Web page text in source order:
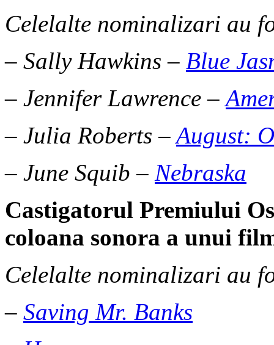
Celelalte nominalizari au
– Sally Hawkins – Blue
– Jennifer Lawrence –
– Julia Roberts –August:
– June Squib – Nebraska
Castigatorul Premiului
coloana sonora a unui
Celelalte nominalizari au
– Saving Mr. Banks